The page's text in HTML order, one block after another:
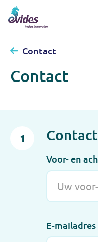
Contact
Contact
1
Voor- en
E-mailadres